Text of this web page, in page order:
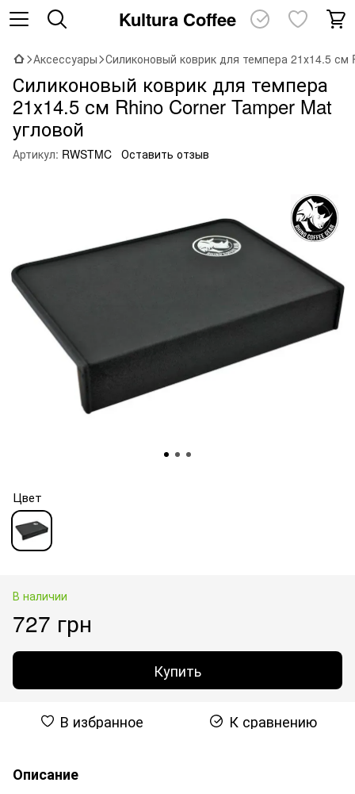
Kultura Coffee
Аксессуары Силиконовый коврик для темпера 21х14.5 см
Силиконовый коврик для темпера
21х14.5 см Rhino Corner Tamper Mat
угловой
Артикул: RWSTMC Оставить отзыв
Цвет
В наличии
727 грн
Купить
В избранное К сравнению
Описание